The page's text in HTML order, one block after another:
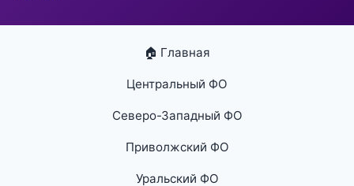
🏠 Главная
Центральный ФО
Северо-Западный ФО
Приволжский ФО
Уральский ФО